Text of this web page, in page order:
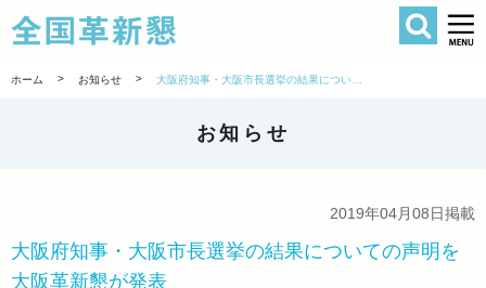
全国革新懇
検索
ホーム > お知らせ >
お知らせ
2019年04月08日掲載
大阪府知事・大阪市長選挙の結果についての声明を
大阪革新懇が発表